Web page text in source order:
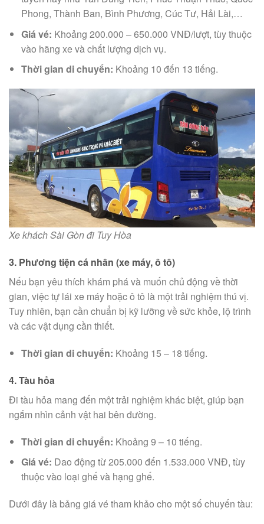
Phong, Thành Ban, Bình Phương, Cúc Tư, Hải Lài,…
Giá vé: Khoảng 200.000 – 650.000 VNĐ/lượt, tùy thuộc
vào hãng xe và chất lượng dịch vụ.
Thời gian di chuyển: Khoảng 10 đến 13 tiếng.
Xe khách Sài Gòn đi Tuy Hòa
3. Phương tiện cá nhân (xe máy, ô tô)
Nếu bạn yêu thích khám phá và muốn chủ động về thời
gian, việc tự lái xe máy hoặc ô tô là một trải nghiệm thú vị.
Tuy nhiên, bạn cần chuẩn bị kỹ lưỡng về sức khỏe, lộ trình
và các vật dụng cần thiết.
Thời gian di chuyển: Khoảng 15 – 18 tiếng.
4. Tàu hỏa
Đi tàu hỏa mang đến một trải nghiệm khác biệt, giúp bạn
ngắm nhìn cảnh vật hai bên đường.
Thời gian di chuyển: Khoảng 9 – 10 tiếng.
Giá vé: Dao động từ 205.000 đến 1.533.000 VNĐ, tùy
thuộc vào loại ghế và hạng ghế.
Dưới đây là bảng giá vé tham khảo cho một số chuyến tàu: